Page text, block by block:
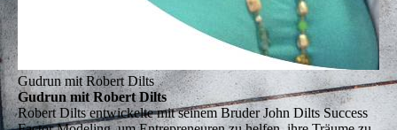
Gudrun mit Robert Dilts
Gudrun mit Robert Dilts
Robert Diltsentwickelte mit seinem Bruder John Dilts Success